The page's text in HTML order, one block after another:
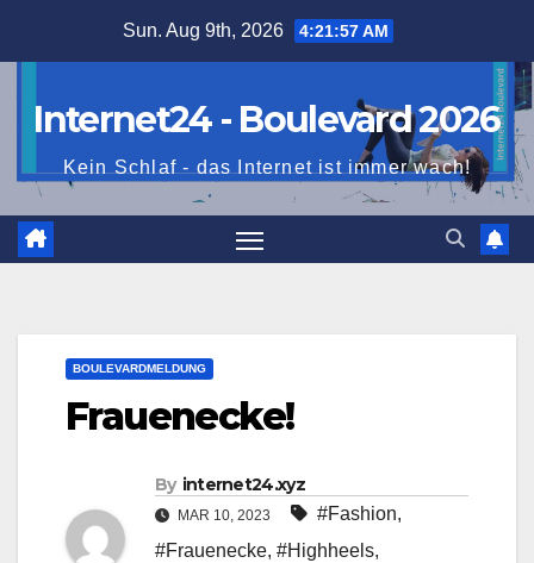
Sun. Aug 9th, 2026 4:21:58 AM
Internet24 - Boulevard 2026
Kein Schlaf - das Internet ist immer wach!
BOULEVARDMELDUNG
Frauenecke!
By internet24.xyz
MAR 10, 2023 #Fashion,
#Frauenecke, #Highheels,